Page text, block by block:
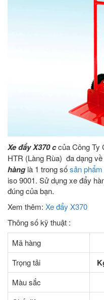
Xe đẩy X370 ccủa Công Ty
HTR (Làng Rùa) đa dạng
hàng là 1 trong sốsản
iso 9001. Sử dụng xe đẩy
đúng của bạn.
Xem thêm: Xe đẩy X370
Thông số kỹ thuật :
Mã hàng
Trọng tải
Màu sắc